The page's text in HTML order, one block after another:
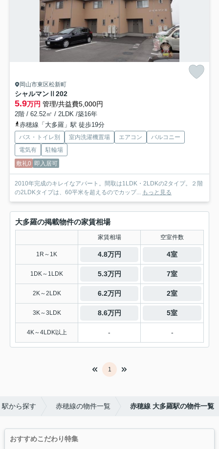
岡山市東区松新町
シャルマンⅡ202
5.9万円 管理/共益費5,000円
2階 / 62.52㎡ / 2LDK /築16年
赤穂線「大多羅」駅 徒歩19分
バス・トイレ別 室内洗濯機置場 エアコン
バルコニー
電気有
駐輪場
敷礼0 即入居可
2010年完成のキレイなアパート。間取は1LDK・2LDKの2タイプ。２階
の2LDKタイプは、60平米を超えるのでカップ...
もっと見る
大多羅の掲載物件の家賃相場
家賃相場 空室件数
1R～1K 4.8万円 4室
1DK～1LDK 5.3万円 7室
2K～2LDK 6.2万円 2室
3K～3LDK 8.6万円 5室
4K～4LDK以上 - -
1
駅から探す 赤穂線の物件一覧 赤穂線 大多羅駅の物件一覧
おすすめこだわり特集